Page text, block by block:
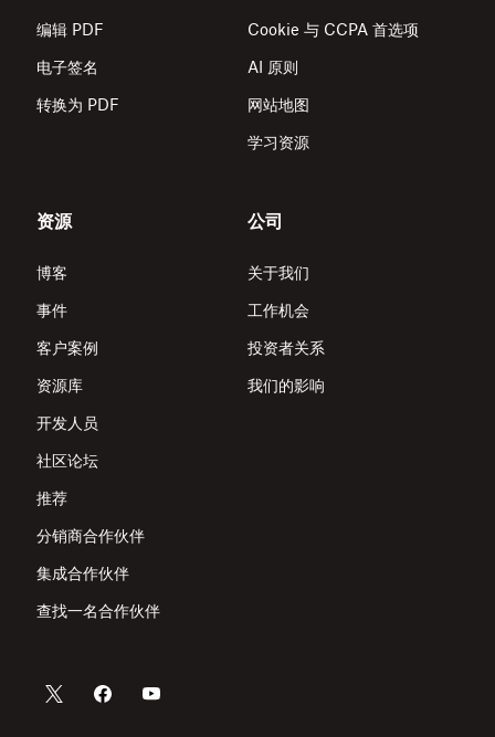
编辑 PDF
电子签名
转换为 PDF
Cookie 与 CCPA 首选项
AI 原则
网站地图
学习资源
资源
博客
事件
客户案例
资源库
开发人员
社区论坛
推荐
分销商合作伙伴
集成合作伙伴
查找一名合作伙伴
公司
关于我们
工作机会
投资者关系
我们的影响